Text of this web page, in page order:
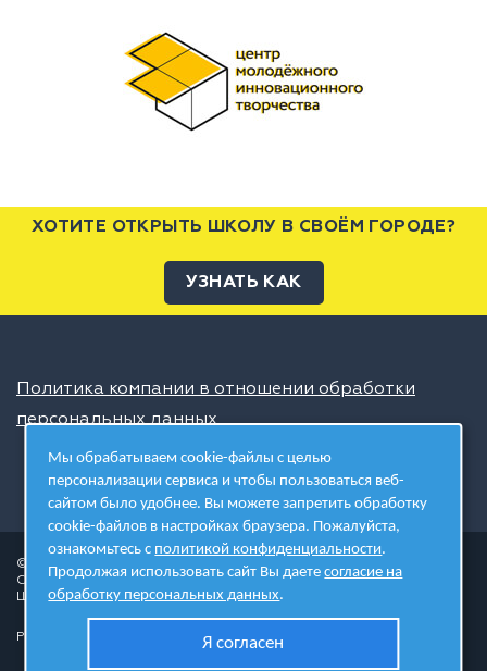
ХОТИТЕ ОТКРЫТЬ ШКОЛУ В СВОЁМ ГОРОДЕ?
УЗНАТЬ КАК
Политика компании в отношении обработки
персональных данных
© 2026 ШЦТ
Сеть центров молодёжного инновационного творчества
Школа цифровых технологий
Разработано в студии
Мы обрабатываем cookie-файлы с целью
персонализации сервиса и чтобы пользоваться веб-
сайтом было удобнее. Вы можете запретить обработку
cookie-файлов в настройках браузера. Пожалуйста,
ознакомьтесь с политикой конфиденциальности.
Продолжая использовать сайт Вы даетесогласие на
обработку персональных данных.
Я согласен